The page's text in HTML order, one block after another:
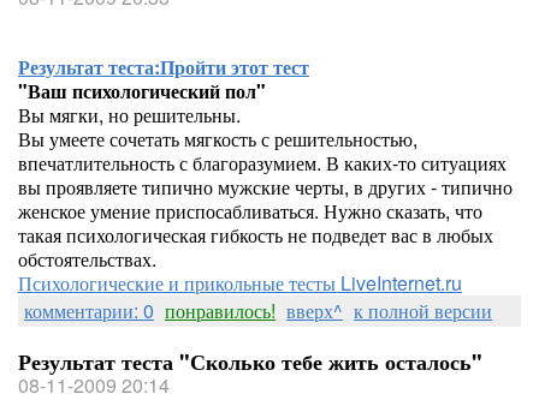
Результат теста:Пройти этот тест
"Ваш психологический пол"
Вы мягки, но решительны.
Вы умеете сочетать мягкость с решительностью,
впечатлительность с благоразумием. В каких-то ситуациях
вы проявляете типично мужские черты, в других - типично
женское умение приспосабливаться. Нужно сказать, что
такая психологическая гибкость не подведет вас в любых
обстоятельствах.
Психологические и прикольные тесты LiveInternet.ru
комментарии: 0 понравилось! вверх^ к полной версии
Результат теста "Сколько тебе жить осталось"
08-11-2009 20:14